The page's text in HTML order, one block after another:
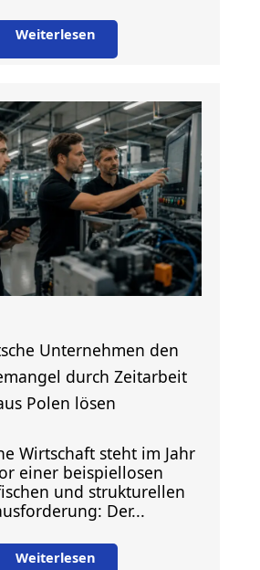
Weiterlesen
Unternehmen den
durch Zeitarbeit
Polen lösen
Wirtschaft steht im Jahr
einer beispiellosen
und strukturellen
Der...
Weiterlesen